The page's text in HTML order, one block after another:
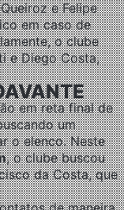
e Felipe
em caso de
o clube
e Diego Costa,
em reta final de
um
o elenco. Neste
, o clube buscou
da Costa, que